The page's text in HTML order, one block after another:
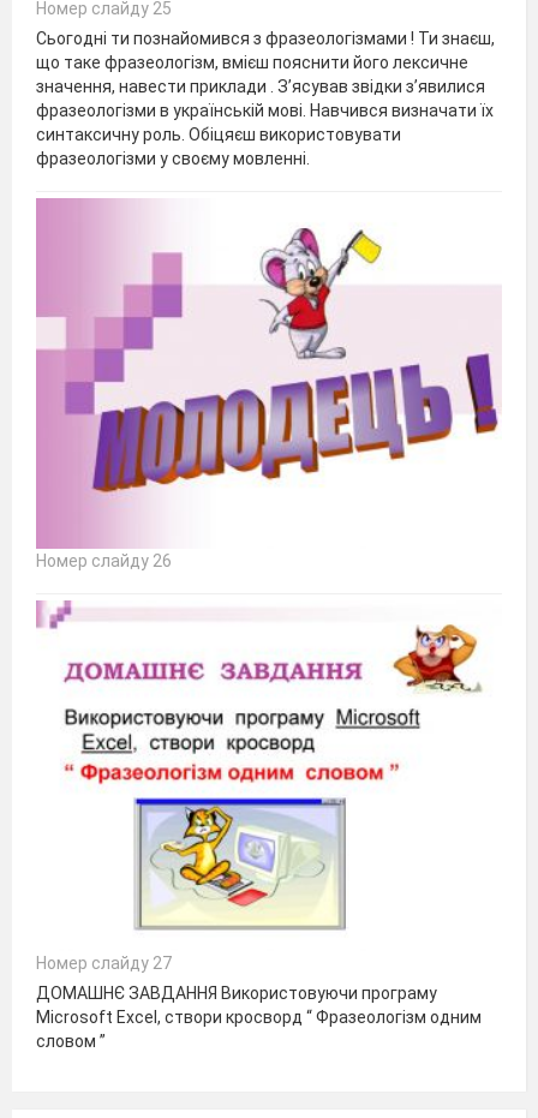
Номер слайду 25
Сьогодні ти познайомився з фразеологізмами ! Ти знаєш,
що таке фразеологізм, вмієш пояснити його лексичне
значення, навести приклади . З’ясував звідки з’явилися
фразеологізми в українській мові. Навчився визначати їх
синтаксичну роль. Обіцяєш використовувати
фразеологізми у своєму мовленні.
Номер слайду 26
Номер слайду 27
ДОМАШНЄ ЗАВДАННЯ Використовуючи програму
Microsoft Excеl, створи кросворд “ Фразеологізм одним
словом ”